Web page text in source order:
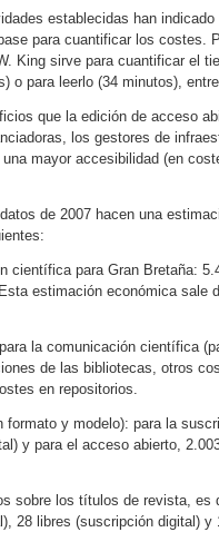
establecidas han
para cuantificar los costes.
King sirve para cuantificar el
o para leerlo (34 minutos),
que la edición de acceso
los gestores de
mayor accesibilidad (en
de 2007 hacen una
científica para Gran Bretaña:
estimación económica sale
la comunicación científica
de las bibliotecas, otros
en repositorios.
y modelo): para la
y para el acceso abierto,
sobre los títulos de revista, es
28 libres (suscripción digital)